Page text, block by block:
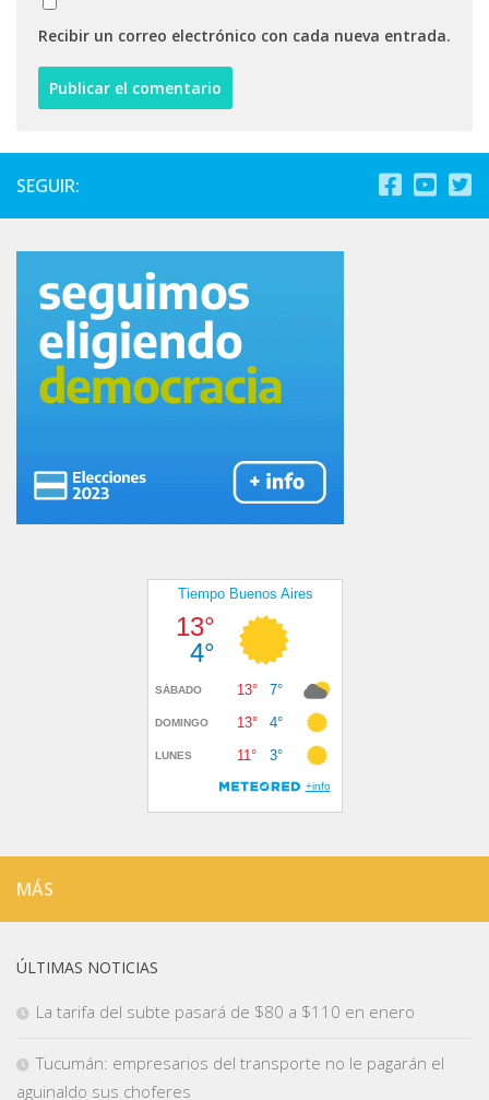
Recibir un correo electrónico con cada nueva entrada.
SEGUIR:
MÁS
ÚLTIMAS NOTICIAS
La tarifa del subte pasará de $80 a $110 en enero
Tucumán: empresarios del transporte no le pagarán el
aguinaldo sus choferes